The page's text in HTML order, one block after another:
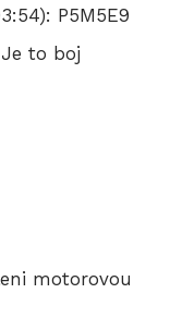
P5M5E9
to boj
motorovou